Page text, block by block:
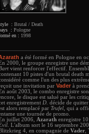
: Brutal / Death
: Pologne
en : 1998
a été formé en Pologne en
2000, le groupe enregistre une
vient renforcer l'effectif.
10 pistes d'un brutal death
comme l'un des plus
une invitation par Vader à
août 2003, le combo enregistre
le disque est salué par les
enregistrement D. décide de
alors remplacé par Trufel , qui a
une tournée de promo.
juillet 2006, Azarath enregistre
. L'album sort le 16 septembre
4, en compagnie de Vader